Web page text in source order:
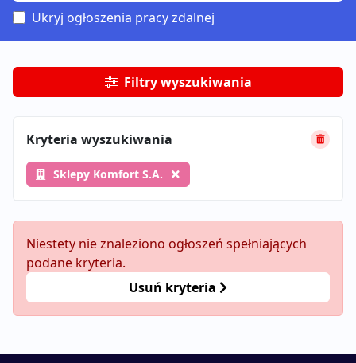
Ukryj ogłoszenia pracy zdalnej
Filtry wyszukiwania
Kryteria wyszukiwania
Sklepy Komfort S.A.
Niestety nie znaleziono ogłoszeń spełniających
podane kryteria.
Usuń kryteria